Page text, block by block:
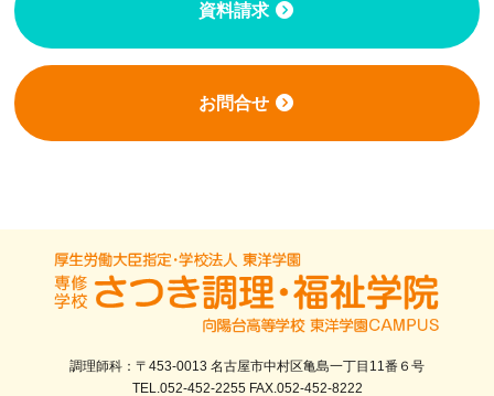
資料請求
お問合せ
調理師科：〒453-0013 名古屋市中村区亀島一丁目11番６号
TEL.052-452-2255 FAX.052-452-8222